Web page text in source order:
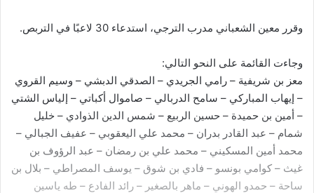
وقرر معين الشعباني مدرب الترجي، استدعاء 30 لاعبًا في التربص.
وجاءت القائمة على النحو التالي:
معز بن شريفية – رامي الجريدي – الصدقي الدبشي – وسيم القروي
– إيهاب المباركي – سامح الدربالي – صاموال أكباتي – إلياس الشتي
– أمين بن حميدة – حسين الربيع – شمس الدين الذوادي – خليل
شمام – عبد القادر بدران – محمد علي اليعقوبي – عفيف الجبالي –
محمد أمين المسكيني – محمد علي بن رمضان – عبد الرؤوف بن
غيث – كوامي بونسو – فادي بن شوق – يوسف المصراطي – بلال بن
ساحة – حمدو الهوني – ماهر بالصغير – رائد الفادع – طه ياسين